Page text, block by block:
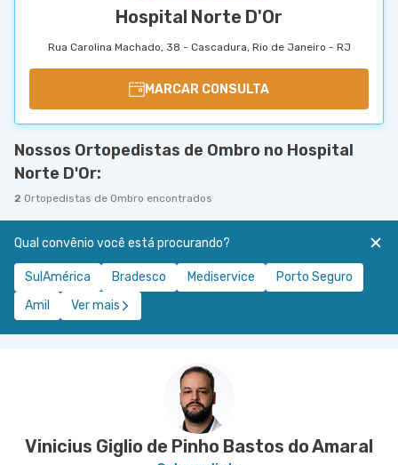
Hospital Norte D'Or
Rua Carolina Machado, 38 - Cascadura, Rio de Janeiro - RJ
MARCAR CONSULTA
Nossos Ortopedistas de Ombro no Hospital
Norte D'Or:
2 Ortopedistas de Ombro encontrados
Qual convênio você está procurando?
SulAmérica Bradesco Mediservice
Porto Seguro
Amil
Ver mais
Vinicius Giglio de Pinho Bastos do Amaral